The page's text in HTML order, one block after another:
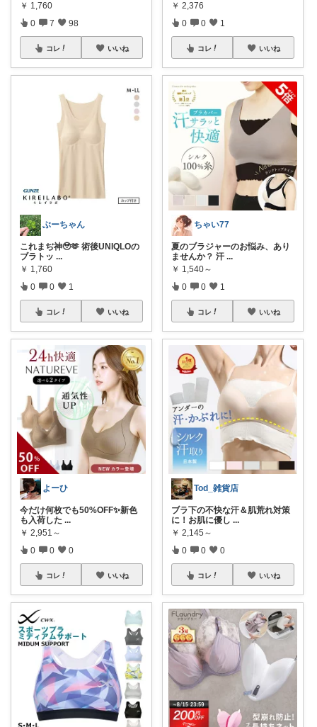
￥ 1,760
0 7 98
コレ いいね
ぶーちゃん
これまぢ神🥹🫶 術後UNIQLOの
ブラトッ ...
￥ 1,760
0 0 1
コレ いいね
よーひ
今だけ何枚でも50%OFF✨新色
も入荷した ...
￥ 2,951～
0 0 0
コレ いいね
￥ 2,376
0 0 1
コレ いいね
ちゃい77
夏のブラジャーのお悩み、あり
ませんか？ 汗 ...
￥ 1,540～
0 0 1
コレ いいね
Tod_雑貨店
ブラ下の不快な汗＆肌荒れ対策
に！お肌に優し ...
￥ 2,145～
0 0 0
コレ いいね